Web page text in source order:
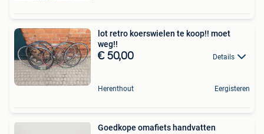
lot retro koerswielen te koop!! moet
weg!!
€ 50,00 Details
Herenthout Eergisteren
Goedkope omafiets handvatten